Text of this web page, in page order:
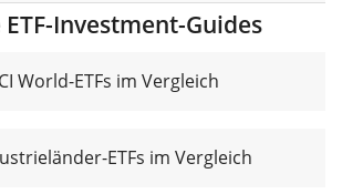
Investment-Guides
World-ETFs im Vergleich
ETFs im Vergleich